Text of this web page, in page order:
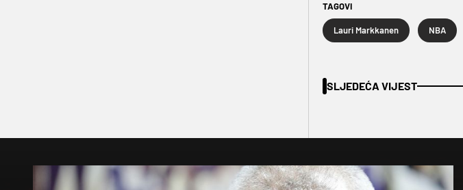
TAGOVI
Lauri Markkanen NBA
SLJEDEĆA VIJEST